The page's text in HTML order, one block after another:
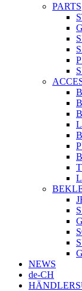
PARTS
NEWS
de-CH